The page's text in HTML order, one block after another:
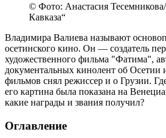
© Фото: Анастасия
Кавказа“
Владимира Валиева называют
осетинского кино. Он — создатель
художественного фильма "Фатима",
документальных кинолент об Осетии
фильмов снял режиссер и о Грузии.
его картина была показана на
какие награды и звания получил?
Оглавление